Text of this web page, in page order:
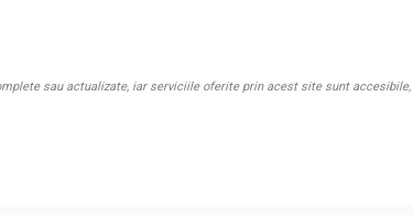
sau actualizate, iar serviciile oferite prin acest site sunt